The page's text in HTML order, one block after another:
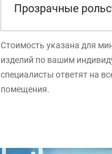
Прозрачные
Стоимость указана для
изделий по вашим
специалисты ответят на
помещения.